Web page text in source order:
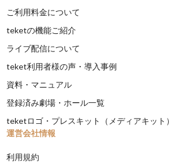
ご利用料金について
teketの機能ご紹介
ライブ配信について
teket利用者様の声・導入事例
資料・マニュアル
登録済み劇場・ホール一覧
teketロゴ・プレスキット（メディアキット）
運営会社情報
利用規約